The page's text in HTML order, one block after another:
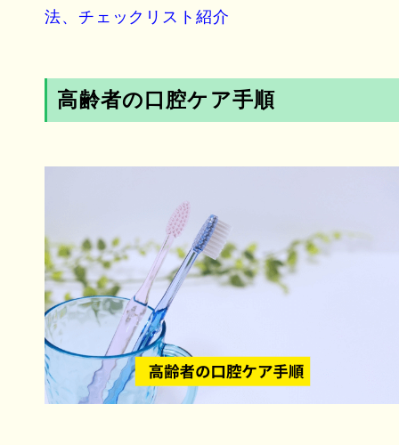
法、チェックリスト紹介
高齢者の口腔ケア手順